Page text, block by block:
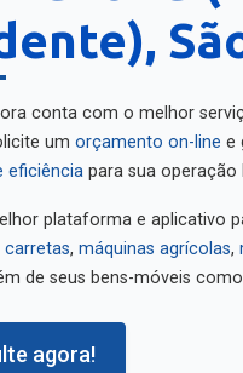
conta com o melhor
um orçamento on-line
eficiência
para sua operação
plataforma e aplicativo
máquinas agrícolas
de seus bens-móveis como
agora!